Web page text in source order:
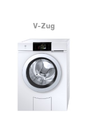
V-Zug